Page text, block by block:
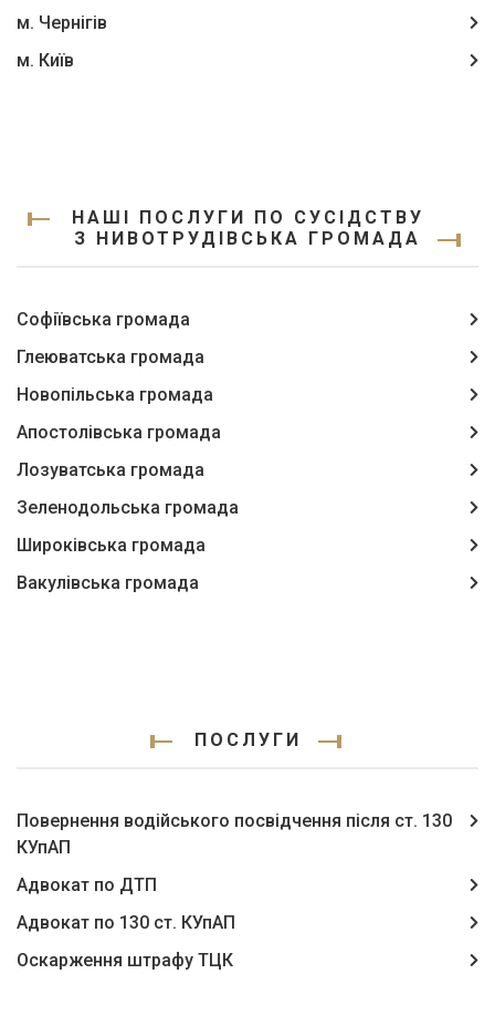
м. Чернігів
м. Київ
НАШІ ПОСЛУГИ ПО СУСІДСТВУ
З НИВОТРУДІВСЬКА ГРОМАДА
Софіївська громада
Глеюватська громада
Новопільська громада
Апостолівська громада
Лозуватська громада
Зеленодольська громада
Широківська громада
Вакулівська громада
ПОСЛУГИ
Повернення водійського посвідчення після ст. 130
КУпАП
Адвокат по ДТП
Адвокат по 130 ст. КУпАП
Оскарження штрафу ТЦК